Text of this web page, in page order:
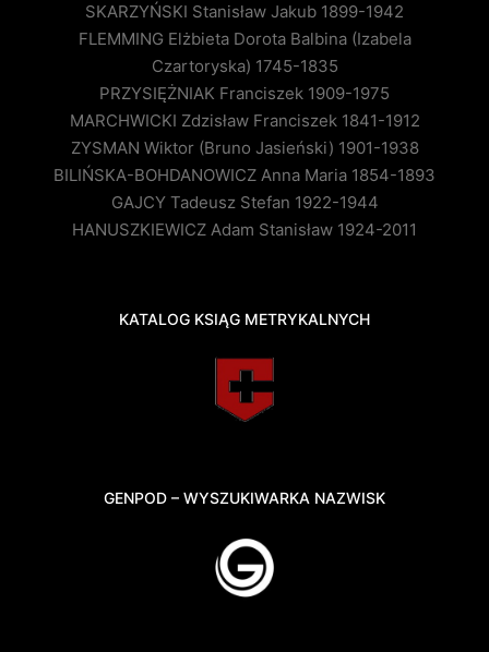
SKARZYŃSKI Stanisław Jakub 1899-1942
FLEMMING Elżbieta Dorota Balbina (Izabela
Czartoryska) 1745-1835
PRZYSIĘŻNIAK Franciszek 1909-1975
MARCHWICKI Zdzisław Franciszek 1841-1912
ZYSMAN Wiktor (Bruno Jasieński) 1901-1938
BILIŃSKA-BOHDANOWICZ Anna Maria 1854-1893
GAJCY Tadeusz Stefan 1922-1944
HANUSZKIEWICZ Adam Stanisław 1924-2011
KATALOG KSIĄG METRYKALNYCH
GENPOD – WYSZUKIWARKA NAZWISK